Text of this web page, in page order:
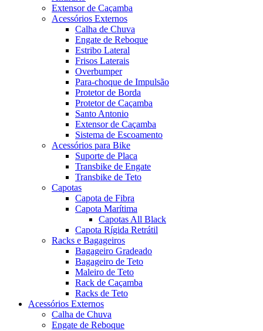
Extensor de Caçamba
Acessórios Externos
Calha de Chuva
Engate de Reboque
Estribo Lateral
Frisos Laterais
Overbumper
Para-choque de Impulsão
Protetor de Borda
Protetor de Caçamba
Santo Antonio
Extensor de Caçamba
Sistema de Escoamento
Acessórios para Bike
Suporte de Placa
Transbike de Engate
Transbike de Teto
Capotas
Capota de Fibra
Capota Marítima
Capotas All Black
Capota Rígida Retrátil
Racks e Bagageiros
Bagageiro Gradeado
Bagageiro de Teto
Maleiro de Teto
Rack de Caçamba
Racks de Teto
Acessórios Externos
Calha de Chuva
Engate de Reboque